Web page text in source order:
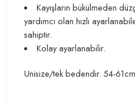
Kayışların bükülmeden
yardımcı olan hızlı
sahiptir.
Kolay ayarlanabilir.
Unisize/tek bedendir. 54-